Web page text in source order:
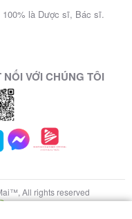
100% là Dược sĩ, Bác sĩ.
NỐI VỚI CHÚNG TÔI
All rights reserved